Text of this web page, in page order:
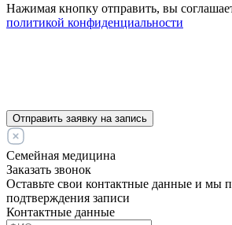
Нажимая кнопку отправить, вы
политикой конфиденциальности
Отправить заявку на запись
Семейная медицина
Заказать звонок
Оставьте свои контактные данные и мы
подтверждения записи
Контактные данные